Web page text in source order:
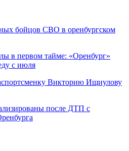
бойцов СВО в оренбургском
в первом тайме: «Оренбург»
с июля
Викторию Ищиулову
после ДТП с